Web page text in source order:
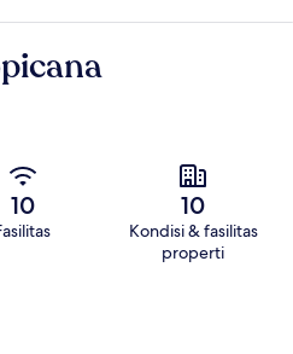
10 10
Kondisi & fasilitas
properti